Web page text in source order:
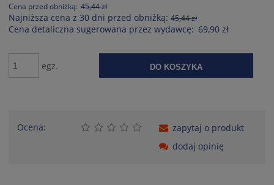
Cena przed obniżką: 45,44 zł
Najniższa cena z 30 dni przed obniżką: 45,44 zł
Cena detaliczna sugerowana przez wydawcę: 69,90 zł
egz. DO KOSZYKA
Ocena:
zapytaj o produkt
dodaj opinię